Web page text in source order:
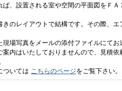
、設置される室や空間の平面図をＦ
きのレイアウトで結構です。その際、
場写真をメールの添付ファイルにてお
内はいたしておりませんので、見積依
ついては こちらのページをご覧下さい。